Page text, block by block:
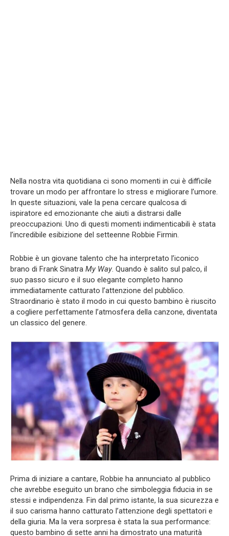
Nella nostra vita quotidiana ci sono momenti in cui è difficile
trovare un modo per affrontare lo stress e migliorare l’umore.
In queste situazioni, vale la pena cercare qualcosa di
ispiratore ed emozionante che aiuti a distrarsi dalle
preoccupazioni. Uno di questi momenti indimenticabili è stata
l’incredibile esibizione del setteenne Robbie Firmin.
Robbie è un giovane talento che ha interpretato l’iconico
brano di Frank Sinatra My Way. Quando è salito sul palco, il
suo passo sicuro e il suo elegante completo hanno
immediatamente catturato l’attenzione del pubblico.
Straordinario è stato il modo in cui questo bambino è riuscito
a cogliere perfettamente l’atmosfera della canzone, diventata
un classico del genere.
Prima di iniziare a cantare, Robbie ha annunciato al pubblico
che avrebbe eseguito un brano che simboleggia fiducia in se
stessi e indipendenza. Fin dal primo istante, la sua sicurezza e
il suo carisma hanno catturato l’attenzione degli spettatori e
della giuria. Ma la vera sorpresa è stata la sua performance:
questo bambino di sette anni ha dimostrato una maturità